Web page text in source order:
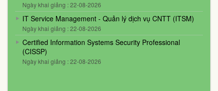
Ngày khai giảng : 22-08-2026
IT Service Management - Quản lý dịch vụ CNTT (ITSM)
Ngày khai giảng : 22-08-2026
Certified Information Systems Security Professional
(CISSP)
Ngày khai giảng : 22-08-2026